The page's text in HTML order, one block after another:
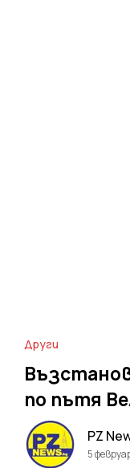
Други
по пътя
PZ
5